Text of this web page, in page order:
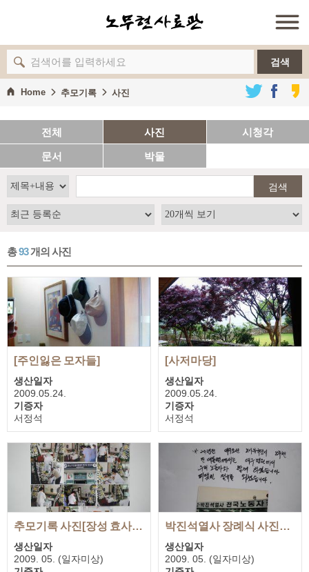
검색
Home 추모기록 사진
전체 사진 시청각
문서 박물
검색
총93개의 사진
[주인잃은 모자들]
생산일자
2009.05.24.
기증자
서정석
첨부 사진
1장
[사저마당]
생산일자
2009.05.24.
기증자
서정석
첨부 사진
1장
추모기록 사진[장성 효사랑병원] 장성 효 사랑병원 추모기록
생산일자
2009. 05. (일자미상)
박진석열사 장례식 사진과 함께 보내온 추모글
생산일자
2009. 05. (일자미상)